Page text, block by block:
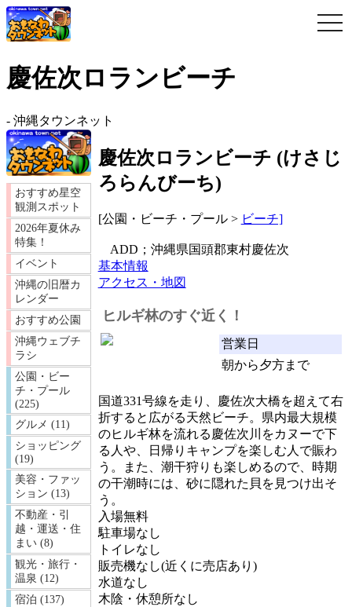
慶佐次ロランビーチ
- 沖縄タウンネット
おすすめ星空
観測スポット
2026年夏休み
特集！
イベント
沖縄の旧暦カ
レンダー
おすすめ公園
沖縄ウェブチ
ラシ
公園・ビー
チ・プール
(225)
グルメ (11)
ショッピング
(19)
美容・ファッ
ション (13)
不動産・引
越・運送・住
まい (8)
観光・旅行・
温泉 (12)
宿泊 (137)
慶佐次ロランビーチ (けさじ
ろらんびーち)
[公園・ビーチ・プール > ビーチ]
ADD；沖縄県国頭郡東村慶佐次
基本情報
アクセス・地図
ヒルギ林のすぐ近く！
営業日
朝から夕方まで
国道331号線を走り、慶佐次大橋を超えて右
折すると広がる天然ビーチ。県内最大規模
のヒルギ林を流れる慶佐次川をカヌーで下
る人や、日帰りキャンプを楽しむ人で賑わ
う。また、潮干狩りも楽しめるので、時期
の干潮時には、砂に隠れた貝を見つけ出そ
う。
入場無料
駐車場なし
トイレなし
販売機なし(近くに売店あり)
水道なし
木陰・休憩所なし